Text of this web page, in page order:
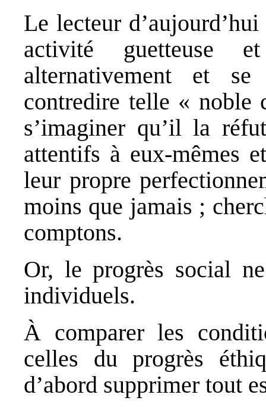
Le lecteur
activité guetteuse
alternativement et
contredire telle « noble
s’imaginer qu’il la
attentifs à eux-mêmes
leur propre
moins que jamais ;
comptons.
Or, le progrès social
individuels.
À comparer les
celles du progrès
d’abord supprimer tout